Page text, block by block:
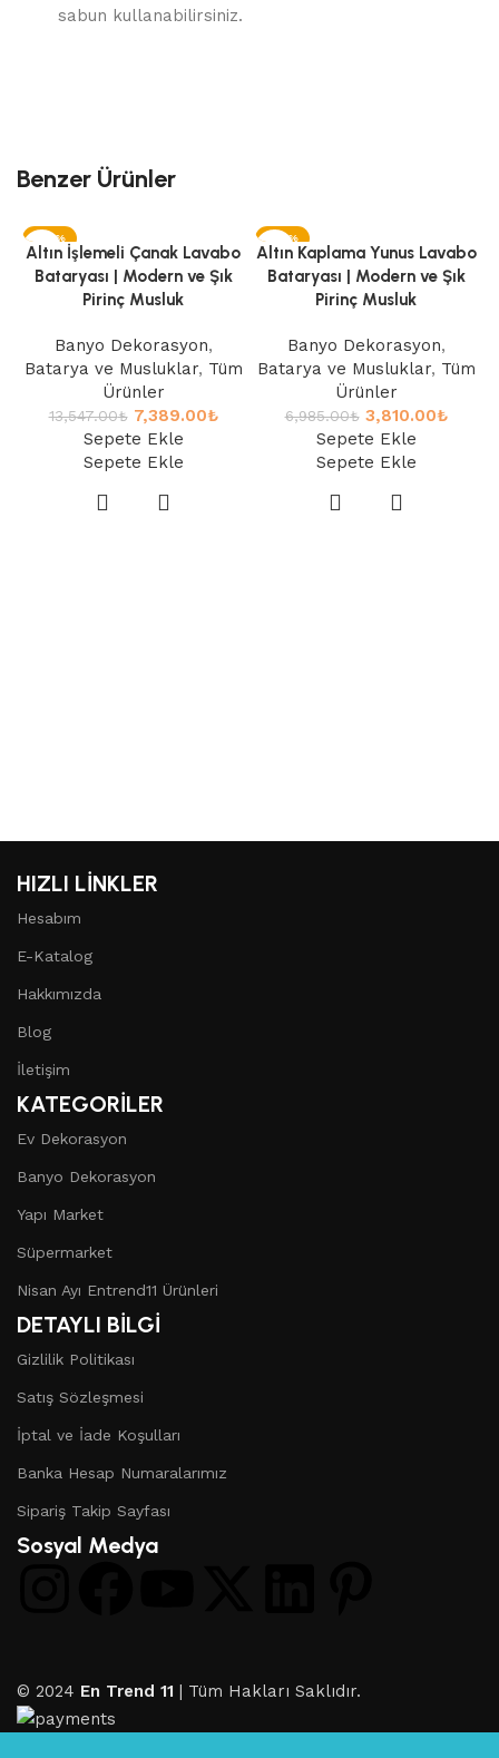
sabun kullanabilirsiniz.
Benzer Ürünler
-45%
Altın İşlemeli Çanak Lavabo
Bataryası | Modern ve Şık
Pirinç Musluk
Banyo Dekorasyon,
Batarya ve Musluklar, Tüm
Ürünler
13,547.00₺ 7,389.00₺
Sepete Ekle
Sepete Ekle
-45%
Altın Kaplama Yunus Lavabo
Bataryası | Modern ve Şık
Pirinç Musluk
Banyo Dekorasyon,
Batarya ve Musluklar, Tüm
Ürünler
6,985.00₺ 3,810.00₺
Sepete Ekle
Sepete Ekle
HIZLI LİNKLER
Hesabım
E-Katalog
Hakkımızda
Blog
İletişim
KATEGORİLER
Ev Dekorasyon
Banyo Dekorasyon
Yapı Market
Süpermarket
Nisan Ayı Entrend11 Ürünleri
DETAYLI BİLGİ
Gizlilik Politikası
Satış Sözleşmesi
İptal ve İade Koşulları
Banka Hesap Numaralarımız
Sipariş Takip Sayfası
Sosyal Medya
© 2024 En Trend 11 | Tüm Hakları Saklıdır.